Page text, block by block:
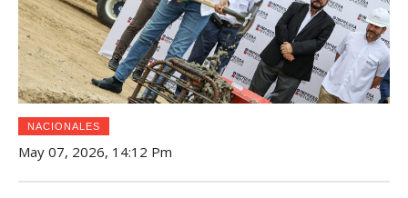
NACIONALES
May 07, 2026, 14:12 Pm